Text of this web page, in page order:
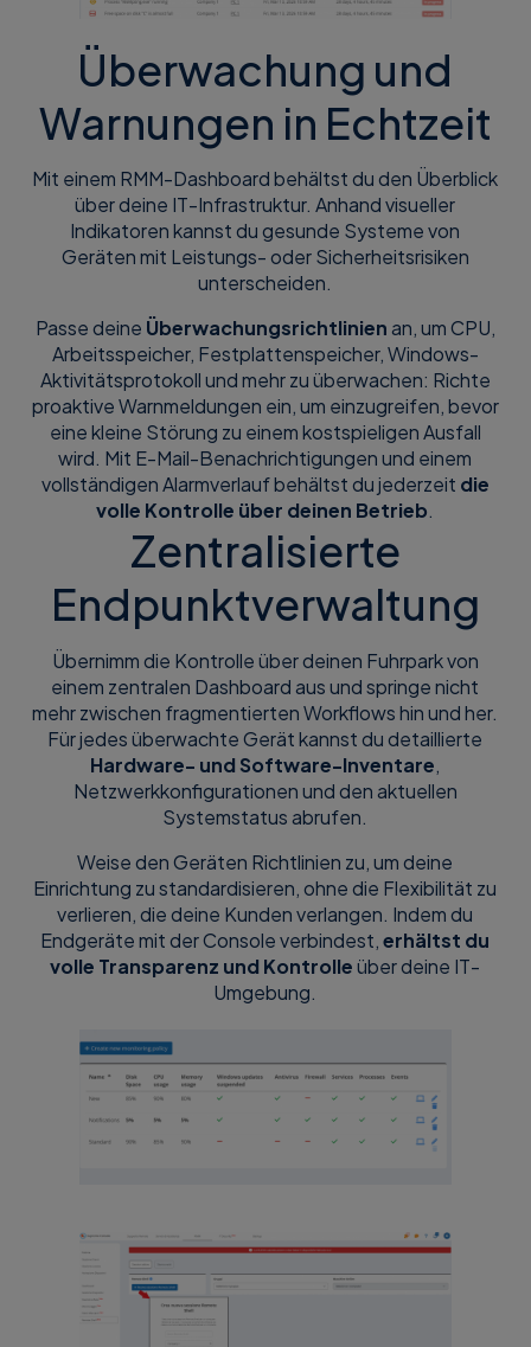
Überwachung und
Warnungen in Echtzeit
Mit einem RMM-Dashboard behältst du den Überblick
über deine IT-Infrastruktur. Anhand visueller
Indikatoren kannst du gesunde Systeme von
Geräten mit Leistungs- oder Sicherheitsrisiken
unterscheiden.
Passe deine Überwachungsrichtlinienan, um CPU,
Arbeitsspeicher, Festplattenspeicher, Windows-
Aktivitätsprotokoll und mehr zu überwachen: Richte
proaktive Warnmeldungen ein, um einzugreifen, bevor
eine kleine Störung zu einem kostspieligen Ausfall
wird. Mit E-Mail-Benachrichtigungen und einem
vollständigen Alarmverlauf behältst du jederzeit die
volle Kontrolle über deinen Betrieb.
Zentralisierte
Endpunktverwaltung
Übernimm die Kontrolle über deinen Fuhrpark von
einem zentralen Dashboard aus und springe nicht
mehr zwischen fragmentierten Workflows hin und her.
Für jedes überwachte Gerät kannst du detaillierte
Hardware- und Software-Inventare,
Netzwerkkonfigurationen und den aktuellen
Systemstatus abrufen.
Weise den Geräten Richtlinien zu, um deine
Einrichtung zu standardisieren, ohne die Flexibilität zu
verlieren, die deine Kunden verlangen. Indem du
Endgeräte mit der Console verbindest,erhältst du
volle Transparenz und Kontrolleüber deine IT-
Umgebung.